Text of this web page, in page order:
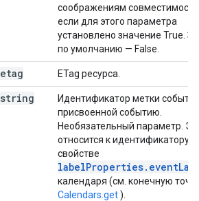
соображениям
если для этого параметра
установлено значение True.
по умолчанию — False.
etag ETag ресурса.
string
Идентификатор метки
присвоенной событию.
Необязательный параметр.
относится к идентификатору
свойстве
календаря (см. конечную
Calendars.get).